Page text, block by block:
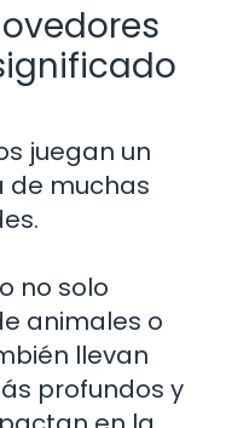
juegan un
de muchas
no solo
animales o
llevan
profundos y